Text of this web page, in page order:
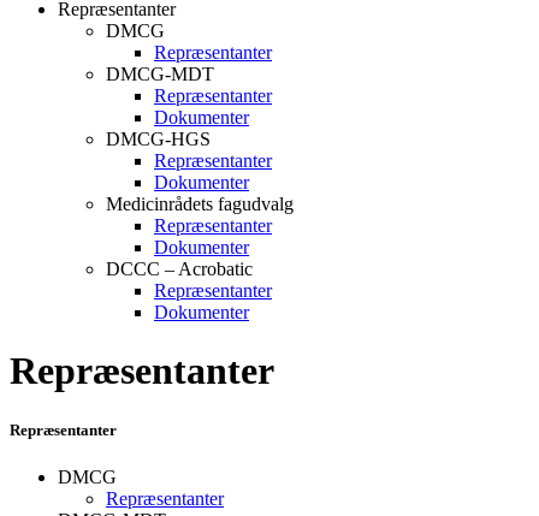
Repræsentanter
DMCG
Repræsentanter
DMCG-MDT
Repræsentanter
Dokumenter
DMCG-HGS
Repræsentanter
Dokumenter
Medicinrådets fagudvalg
Repræsentanter
Dokumenter
DCCC – Acrobatic
Repræsentanter
Dokumenter
Repræsentanter
Repræsentanter
DMCG
Repræsentanter